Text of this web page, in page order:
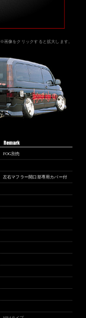
※画像をクリックすると拡大します。
FOG別売
左右マフラー開口部専用カバー付